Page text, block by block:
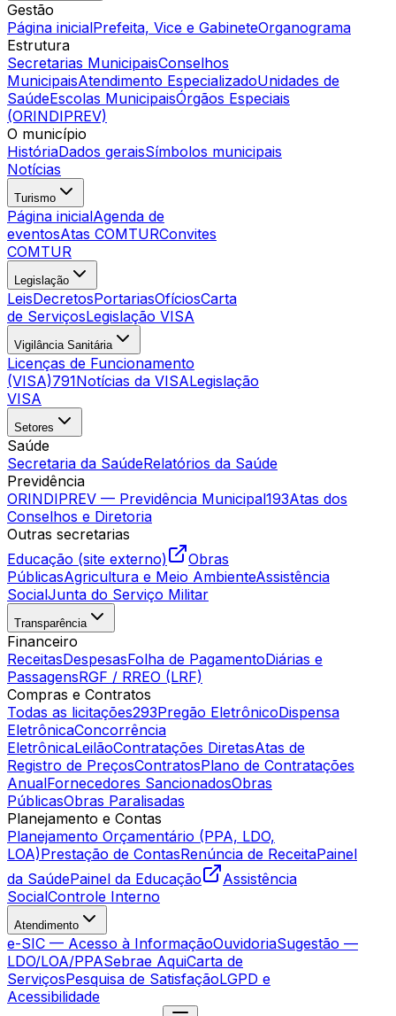
Gestão
Página inicialPrefeita, Vice e GabineteOrganograma
Estrutura
Secretarias MunicipaisConselhos
MunicipaisAtendimento EspecializadoUnidades de
SaúdeEscolas MunicipaisÓrgãos Especiais
(ORINDIPREV)
O município
HistóriaDados geraisSímbolos municipais
Notícias
Turismo
Página inicialAgenda de
eventosAtas COMTURConvites
COMTUR
Legislação
LeisDecretosPortariasOfíciosCarta
de ServiçosLegislação VISA
Vigilância Sanitária
Licenças de Funcionamento
(VISA)791Notícias da VISALegislação
VISA
Setores
Saúde
Secretaria da SaúdeRelatórios da Saúde
Previdência
ORINDIPREV — Previdência Municipal193Atas dos
Conselhos e Diretoria
Outras secretarias
Educação (site externo)
Obras
PúblicasAgricultura e Meio AmbienteAssistência
SocialJunta do Serviço Militar
Transparência
Financeiro
ReceitasDespesasFolha de PagamentoDiárias e
PassagensRGF / RREO (LRF)
Compras e Contratos
Todas as licitações293Pregão EletrônicoDispensa
EletrônicaConcorrência
EletrônicaLeilãoContratações DiretasAtas de
Registro de PreçosContratosPlano de Contratações
AnualFornecedores SancionadosObras
PúblicasObras Paralisadas
Planejamento e Contas
Planejamento Orçamentário (PPA, LDO,
LOA)Prestação de ContasRenúncia de ReceitaPainel
da SaúdePainel da Educação
Assistência
SocialControle Interno
Atendimento
e-SIC — Acesso à InformaçãoOuvidoriaSugestão —
LDO/LOA/PPASebrae AquiCarta de
ServiçosPesquisa de SatisfaçãoLGPD e
Acessibilidade